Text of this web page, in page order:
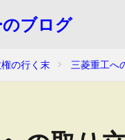
ブログ
の行く末 三菱重工へ